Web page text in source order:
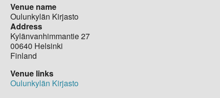
Venue name
Oulunkylän Kirjasto
Address
Kylänvanhimmantie 27
00640 Helsinki
Finland
Venue links
Oulunkylän Kirjasto